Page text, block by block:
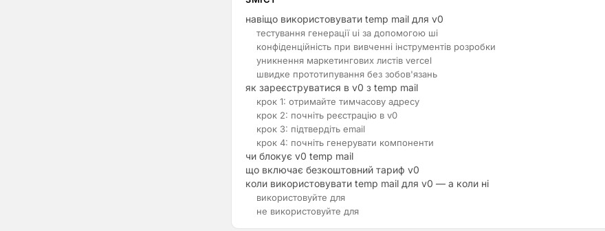
навіщо використовувати temp mail для v0
тестування генерації ui за допомогою шi
конфіденційність при вивченні інструментів розробки
уникнення маркетингових листів vercel
швидке прототипування без зобов'язань
як зареєструватися в v0 з temp mail
крок 1: отримайте тимчасову адресу
крок 2: почніть реєстрацію в v0
крок 3: підтвердіть email
крок 4: почніть генерувати компоненти
чи блокує v0 temp mail
що включає безкоштовний тариф v0
коли використовувати temp mail для v0 — а коли ні
використовуйте для
не використовуйте для